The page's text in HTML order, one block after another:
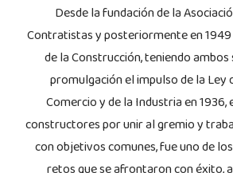
Desde la fundación de la
Contratistas y posteriormente en
de la Construcción, teniendo
promulgación el impulso de la Ley
Comercio y de la Industria en 1936,
constructores por unir al gremio y
con objetivos comunes, fue uno de